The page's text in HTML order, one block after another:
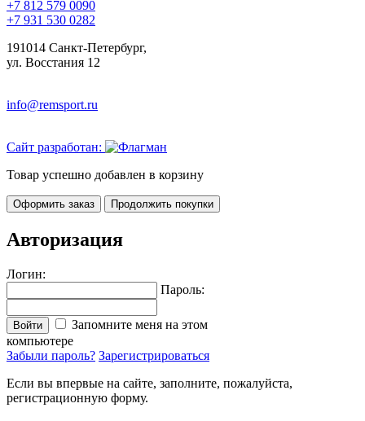
+7 812 579 0090
+7 931 530 0282
191014 Санкт-Петербург,
ул. Восстания 12
info@remsport.ru
Сайт разработан:
Товар успешно добавлен в корзину
Оформить заказ Продолжить покупки
Авторизация
Логин:
Пароль:
Войти
Запомните меня на этом
компьютере
Забыли пароль? Зарегистрироваться
Если вы впервые на сайте, заполните, пожалуйста,
регистрационную форму.